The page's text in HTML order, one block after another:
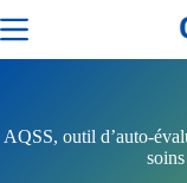
au
AQSS, outil d’auto-